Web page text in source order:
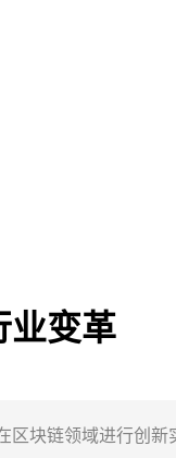
业变革
块链领域进行创